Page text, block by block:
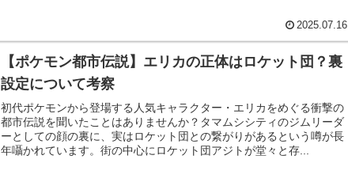
2025.07.16
【ポケモン都市伝説】エリカの正体はロケット団？裏
設定について考察
初代ポケモンから登場する人気キャラクター・エリカをめぐる衝撃の
都市伝説を聞いたことはありませんか？タマムシシティのジムリーダ
ーとしての顔の裏に、実はロケット団との繋がりがあるという噂が長
年囁かれています。街の中心にロケット団アジトが堂々と存...